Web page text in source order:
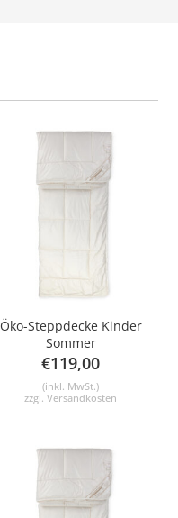
Öko-Steppdecke Kinder
Sommer
€119,00
(inkl. MwSt.)
zzgl.Versandkosten